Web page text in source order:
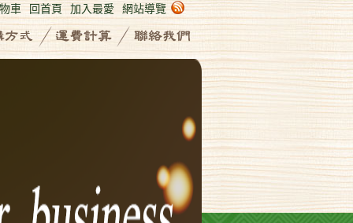
車 回首頁 加入最愛 網站導覽